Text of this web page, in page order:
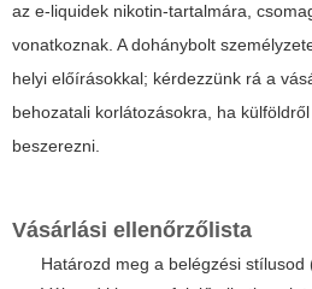
az e-liquidek nikotin-tartalmára,
vonatkoznak. A dohánybolt
helyi előírásokkal; kérdezzünk rá a
behozatali korlátozásokra, ha
beszerezni.
Vásárlási ellenőrzőlista
Határozd meg a belégzési stílusod